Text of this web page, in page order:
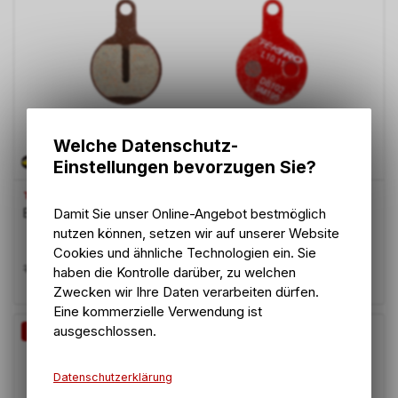
TEKTRO
Brake Pad L10.11 Disc Red Pair
15.40CHF
17.50 CHF
-12%
Welche Datenschutz-
Einstellungen bevorzugen Sie?
Damit Sie unser Online-Angebot bestmöglich
nutzen können, setzen wir auf unserer Website
Cookies und ähnliche Technologien ein. Sie
haben die Kontrolle darüber, zu welchen
Zwecken wir Ihre Daten verarbeiten dürfen.
Eine kommerzielle Verwendung ist
ausgeschlossen.
Datenschutzerklärung